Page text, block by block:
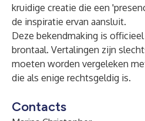
kruidige creatie die een
de inspiratie ervan aansluit.
Deze bekendmaking is
brontaal. Vertalingen zijn
moeten worden vergeleken
die als enige rechtsgeldig is.
Contacts